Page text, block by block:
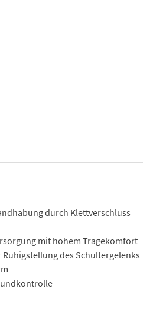
durch Klettverschluss
mit hohem Tragekomfort
des Schultergelenks